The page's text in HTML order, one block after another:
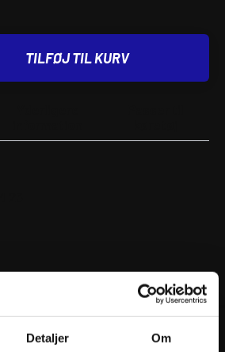
Detaljer Om
TILFØJ TIL KURV
VARER